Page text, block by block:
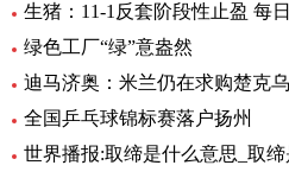
生猪：11-1反套阶段性止盈 每
绿色工厂“绿”意盎然
全国乒乓球锦标赛落户扬州
世界播报:取缔是什么意思_取